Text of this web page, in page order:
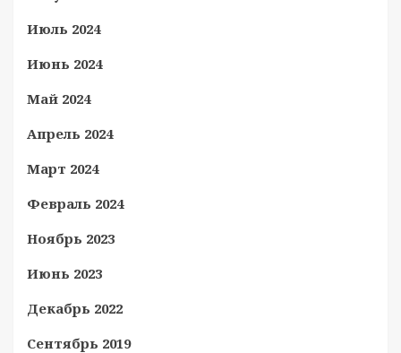
Июль 2024
Июнь 2024
Май 2024
Апрель 2024
Март 2024
Февраль 2024
Ноябрь 2023
Июнь 2023
Декабрь 2022
Сентябрь 2019